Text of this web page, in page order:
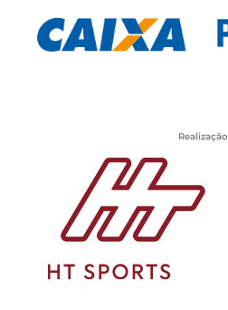
Realização